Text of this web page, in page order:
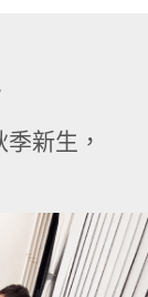
新生，